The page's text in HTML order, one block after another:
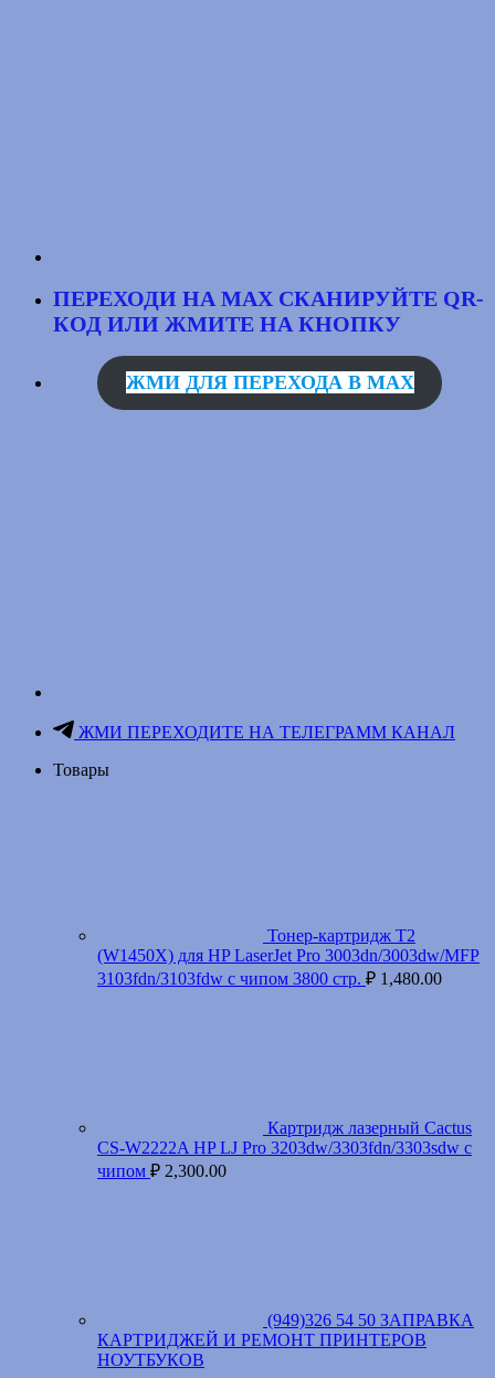
ПЕРЕХОДИ НА MAX СКАНИРУЙТЕ QR-
КОД ИЛИ ЖМИТЕ НА КНОПКУ
ЖМИ ДЛЯ ПЕРЕХОДА В MAX
ЖМИ ПЕРЕХОДИТЕ НА ТЕЛЕГРАММ КАНАЛ
Товары
Тонер-картридж T2
(W1450X) для HP LaserJet Pro 3003dn/3003dw/MFP
3103fdn/3103fdw с чипом 3800 стр. ₽ 1,480.00
Картридж лазерный Cactus
CS-W2222A HP LJ Pro 3203dw/3303fdn/3303sdw с
чипом ₽ 2,300.00
(949)326 54 50 ЗАПРАВКА
КАРТРИДЖЕЙ И РЕМОНТ ПРИНТЕРОВ
НОУТБУКОВ